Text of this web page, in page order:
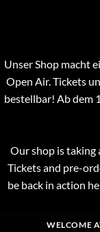
Unser Shop macht
Open Air. Tickets
bestellbar! Ab dem
Our shop is taking
Tickets and pre-
be back in action
WELCOME